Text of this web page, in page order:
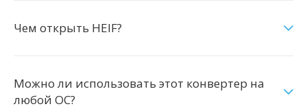
Чем открыть HEIF?
Можно ли использовать этот конвертер на
любой ОС?